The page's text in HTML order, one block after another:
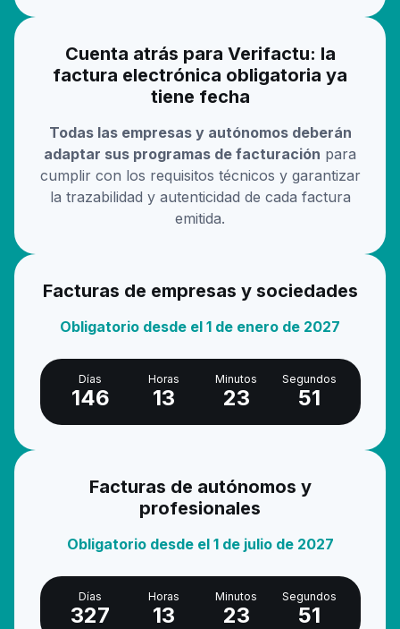
Cuenta atrás para Verifactu: la
factura electrónica obligatoria ya
tiene fecha
Todas las empresas y autónomos deberán
adaptar sus programas de facturación para
cumplir con los requisitos técnicos y garantizar
la trazabilidad y autenticidad de cada factura
emitida.
Facturas de empresas y sociedades
Obligatorio desde el 1 de enero de 2027
Días
146
Horas
13
Minutos
23
Segundos
50
Facturas de autónomos y
profesionales
Obligatorio desde el 1 de julio de 2027
Días
327
Horas
13
Minutos
23
Segundos
50